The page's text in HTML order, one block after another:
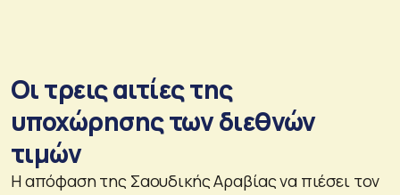
Οι τρεις αιτίες της
υποχώρησης των διεθνών
τιμών
Η απόφαση της Σαουδικής Αραβίας να πιέσει τον